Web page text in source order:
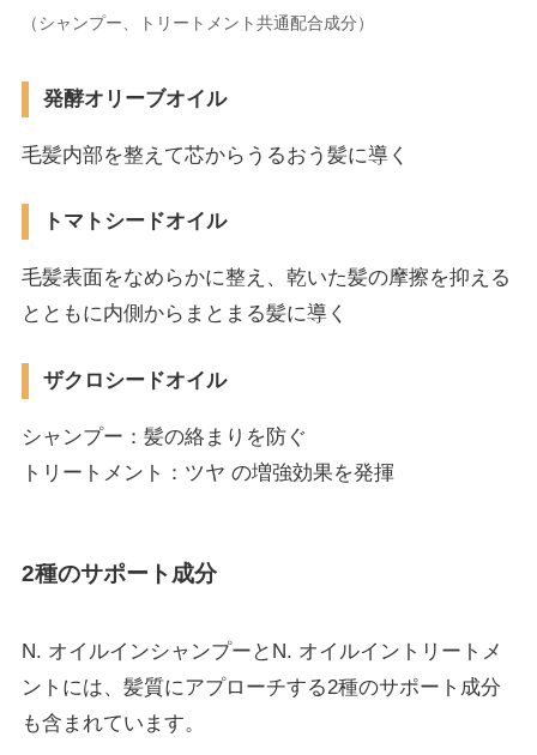
（シャンプー、トリートメント共通配合成分）
発酵オリーブオイル
毛髪内部を整えて芯からうるおう髪に導く
トマトシードオイル
毛髪表面をなめらかに整え、乾いた髪の摩擦を抑える
とともに内側からまとまる髪に導く
ザクロシードオイル
シャンプー：髪の絡まりを防ぐ
トリートメント：ツヤ の増強効果を発揮
2種のサポート成分
N. オイルインシャンプーとN. オイルイントリートメ
ントには、髪質にアプローチする2種のサポート成分
も含まれています。